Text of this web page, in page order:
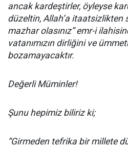
ancak kardeştirler, öyleyse
düzeltin, Allah’a itaatsizlikten
mazhar olasınız” emr-i
vatanımızın dirliğini ve
bozamayacaktır.
Değerli Müminler!
Şunu hepimiz biliriz ki;
“Girmeden tefrika bir millete